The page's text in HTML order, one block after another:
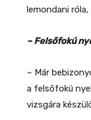
lemondani
– Felsőfokú
– Már
a felsőfokú
vizsgára